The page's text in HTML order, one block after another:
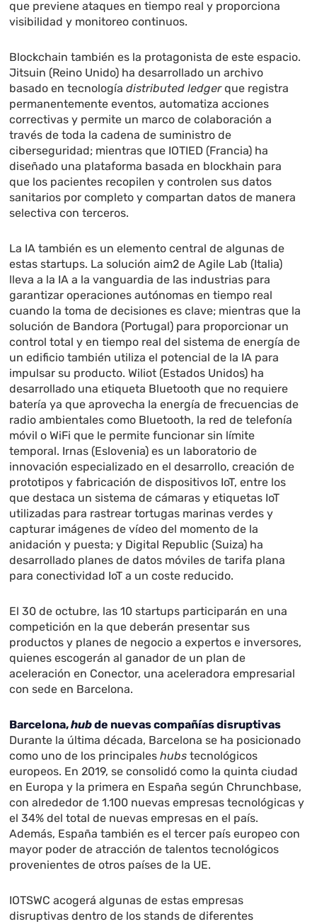
que previene ataques en tiempo real y proporciona
visibilidad y monitoreo continuos.
Blockchain también es la protagonista de este espacio.
Jitsuin (Reino Unido) ha desarrollado un archivo
basado en tecnologíadistributed ledgerque registra
permanentemente eventos, automatiza acciones
correctivas y permite un marco de colaboración a
través de toda la cadena de suministro de
ciberseguridad; mientras que IOTIED (Francia) ha
diseñado una plataforma basada en blockhain para
que los pacientes recopilen y controlen sus datos
sanitarios por completo y compartan datos de manera
selectiva con terceros.
La IA también es un elemento central de algunas de
estas startups. La solución aim2 de Agile Lab (Italia)
lleva a la IA a la vanguardia de las industrias para
garantizar operaciones autónomas en tiempo real
cuando la toma de decisiones es clave; mientras que la
solución de Bandora (Portugal) para proporcionar un
control total y en tiempo real del sistema de energía de
un edificio también utiliza el potencial de la IA para
impulsar su producto. Wiliot (Estados Unidos) ha
desarrollado una etiqueta Bluetooth que no requiere
batería ya que aprovecha la energía de frecuencias de
radio ambientales como Bluetooth, la red de telefonía
móvil o WiFi que le permite funcionar sin límite
temporal. Irnas (Eslovenia) es un laboratorio de
innovación especializado en el desarrollo, creación de
prototipos y fabricación de dispositivos IoT, entre los
que destaca un sistema de cámaras y etiquetas IoT
utilizadas para rastrear tortugas marinas verdes y
capturar imágenes de vídeo del momento de la
anidación y puesta; y Digital Republic (Suiza) ha
desarrollado planes de datos móviles de tarifa plana
para conectividad IoT a un coste reducido.
El 30 de octubre, las 10 startups participarán en una
competición en la que deberán presentar sus
productos y planes de negocio a expertos e inversores,
quienes escogerán al ganador de un plan de
aceleración en Conector, una aceleradora empresarial
con sede en Barcelona.
Barcelona,hubde nuevas compañías disruptivas
Durante la última década, Barcelona se ha posicionado
como uno de los principaleshubs tecnológicos
europeos. En 2019, se consolidó como la quinta ciudad
en Europa y la primera en España según Chrunchbase,
con alrededor de 1.100 nuevas empresas tecnológicas y
el 34% del total de nuevas empresas en el país.
Además, España también es el tercer país europeo con
mayor poder de atracción de talentos tecnológicos
provenientes de otros países de la UE.
IOTSWC acogerá algunas de estas empresas
disruptivas dentro de los stands de diferentes